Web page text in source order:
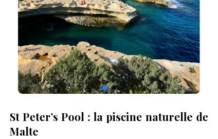
St Peter’s Pool : la piscine naturelle de
Malte